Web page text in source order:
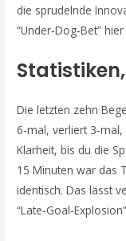
die sprudelnde
“Under‑Dog‑Bet”
Die letzten zehn
6‑mal, verliert
Klarheit, bis du die
15 Minuten war das
identisch. Das lässt